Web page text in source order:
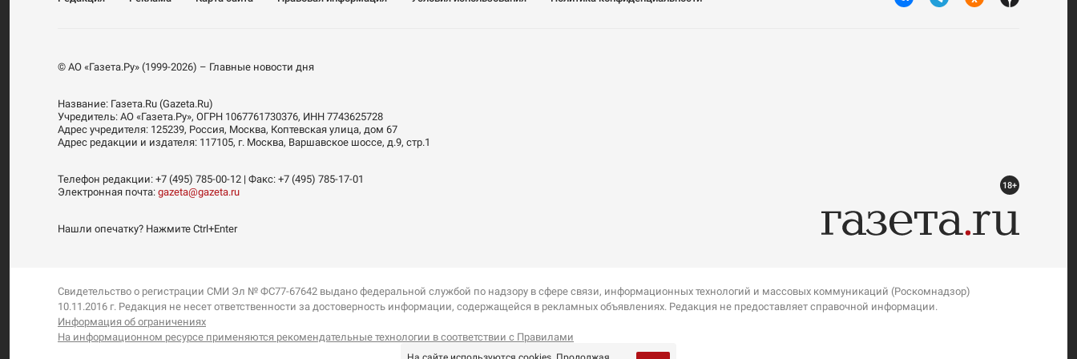
© АО «Газета.Ру» (1999-2026) – Главные новости дня
Название: Газета.Ru (Gazeta.Ru)
Учредитель: АО «Газета.Ру», ОГРН 1067761730376, ИНН 7743625728
Адрес учредителя: 125239, Россия, Москва, Коптевская улица, дом 67
Адрес редакции и издателя: 117105, г. Москва, Варшавское шоссе, д.9, стр.1
Телефон редакции: +7 (495) 785-00-12 | Факс: +7 (495) 785-17-01
Электронная почта: gazeta@gazeta.ru
Нашли опечатку? Нажмите Ctrl+Enter
18+
Свидетельство о регистрации СМИ Эл № ФС77-67642 выдано федеральной службой по надзору в сфере связи, информационных технологий и массовых коммуникаций (Роскомнадзор)
10.11.2016 г. Редакция не несет ответственности за достоверность информации, содержащейся в рекламных объявлениях. Редакция не предоставляет справочной информации.
Информация об ограничениях
На информационном ресурсе применяются рекомендательные технологии в соответствии с Правилами